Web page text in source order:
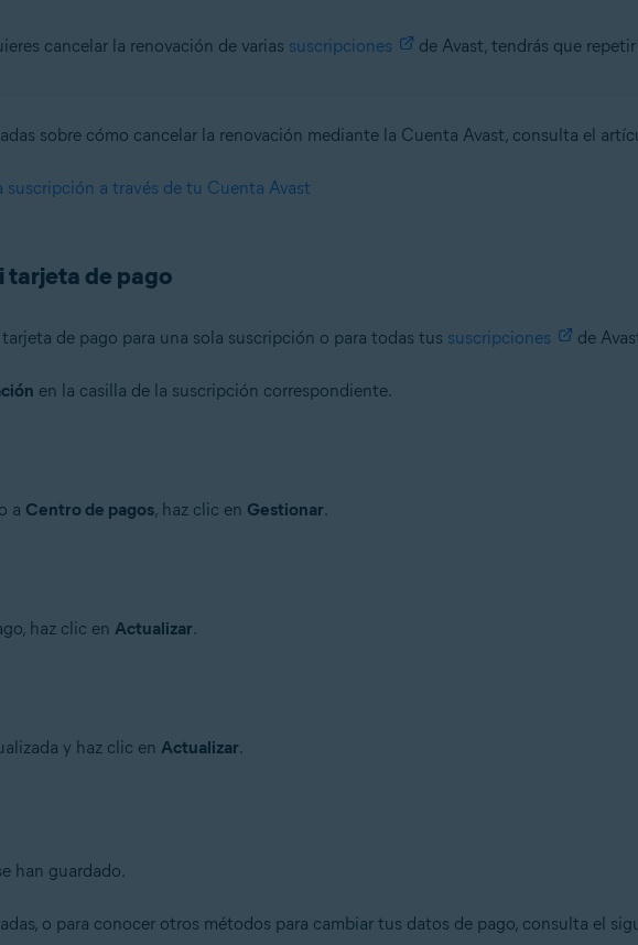
cancelar la renovación de varias suscripciones de Avast, tendrás que
sobre cómo cancelar la renovación mediante la Cuenta Avast, consulta el
suscripción a través de tu Cuenta Avast
tarjeta de pago
de pago para una sola suscripción o para todas tus suscripciones de
en la casilla de la suscripción correspondiente.
a Centro de pagos, haz clic en Gestionar.
haz clic en Actualizar.
y haz clic en Actualizar.
han guardado.
o para conocer otros métodos para cambiar tus datos de pago, consulta el